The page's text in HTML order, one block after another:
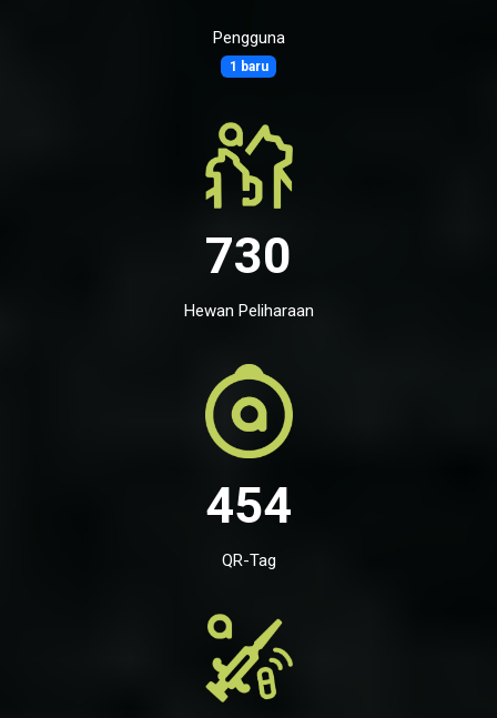
Pengguna
1 baru
730
Hewan Peliharaan
454
QR-Tag